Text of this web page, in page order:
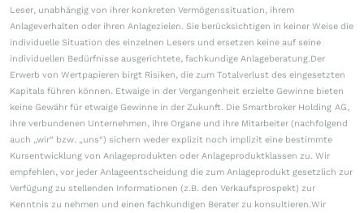
Leser, unabhängig von ihrer konkreten Vermögenssituation, ihrem
Anlageverhalten oder ihren Anlagezielen. Sie berücksichtigen in keiner Weise die
individuelle Situation des einzelnen Lesers und ersetzen keine auf seine
individuellen Bedürfnisse ausgerichtete, fachkundige Anlageberatung.Der
Erwerb von Wertpapieren birgt Risiken, die zum Totalverlust des eingesetzten
Kapitals führen können. Etwaige in der Vergangenheit erzielte Gewinne bieten
keine Gewähr für etwaige Gewinne in der Zukunft. Die Smartbroker Holding AG,
ihre verbundenen Unternehmen, ihre Organe und ihre Mitarbeiter (nachfolgend
auch „wir“ bzw. „uns“) sichern weder explizit noch implizit eine bestimmte
Kursentwicklung von Anlageprodukten oder Anlageproduktklassen zu. Wir
empfehlen, vor jeder Anlageentscheidung die zum Anlageprodukt gesetzlich zur
Verfügung zu stellenden Informationen (z.B. den Verkaufsprospekt) zur
Kenntnis zu nehmen und einen fachkundigen Berater zu konsultieren.Wir